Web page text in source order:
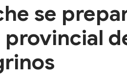
se
provincial